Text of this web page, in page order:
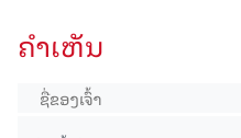
ຄໍາເຫັນ